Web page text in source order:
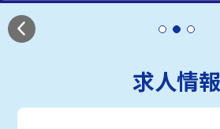
求人情報